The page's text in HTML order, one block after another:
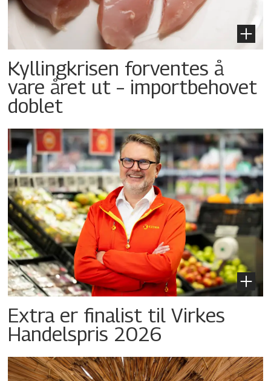
Kyllingkrisen forventes å
vare året ut – importbehovet
doblet
Extra er finalist til Virkes
Handelspris 2026